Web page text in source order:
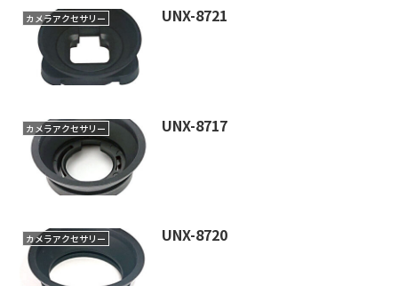
カメラアクセサリー UNX-8721
カメラアクセサリー UNX-8717
カメラアクセサリー UNX-8720